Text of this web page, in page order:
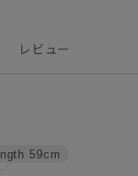
レビュー
59cm